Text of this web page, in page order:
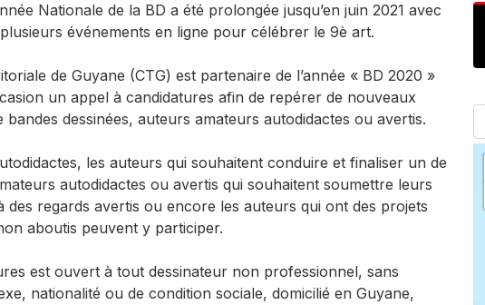
Nationale de la BD a été prolongée jusqu’en juin 2021 avec
événements en ligne pour célébrer le 9è art.
de Guyane (CTG) est partenaire de l’année « BD 2020 »
un appel à candidatures afin de repérer de nouveaux
bandes dessinées, auteurs amateurs autodidactes ou avertis.
les auteurs qui souhaitent conduire et finaliser un de
autodidactes ou avertis qui souhaitent soumettre leurs
des regards avertis ou encore les auteurs qui ont des projets
aboutis peuvent y participer.
est ouvert à tout dessinateur non professionnel, sans
nationalité ou de condition sociale, domicilié en Guyane,